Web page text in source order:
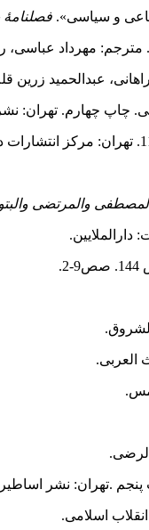
فصلنامهٔ
عبدالحمید زرین
چاپ چهارم. تهران:
والمرتضى
العربی.
پنجم .تهران: نشر
اسلامی.